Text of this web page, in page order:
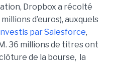
Dropbox a récolté
d’euros), auxquels
par Salesforce,
36 millions de titres ont
de la bourse, la